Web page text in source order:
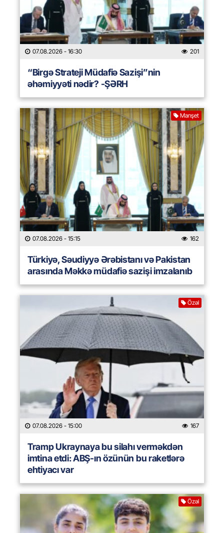
07.08.2026 - 16:30 201
“Birgə Strateji Müdafiə Sazişi”nin
əhəmiyyəti nədir? -ŞƏRH
Manşet
07.08.2026 - 15:15 162
Türkiyə, Səudiyyə Ərəbistanı və Pakistan
arasında Məkkə müdafiə sazişi imzalanıb
Özəl
07.08.2026 - 15:00 167
Tramp Ukraynaya bu silahı verməkdən
imtina etdi: ABŞ-ın özünün bu raketlərə
ehtiyacı var
Özəl